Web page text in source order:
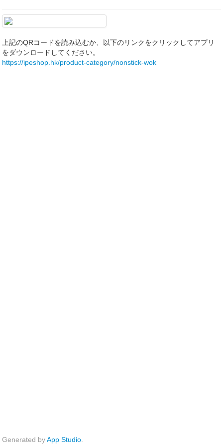
上記のQRコードを読み込むか、以下のリンクをクリックしてアプリ
をダウンロードしてください。
https://ipeshop.hk/product-category/nonstick-wok
Generated byApp Studio